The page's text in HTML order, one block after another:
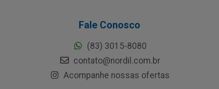
Fale Conosco
(83) 3015-8080
contato@nordil.com.br
Acompanhe nossas ofertas